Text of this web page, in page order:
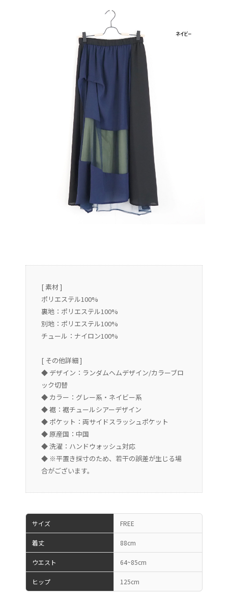
[ 素材 ]
ポリエステル100%
裏地：ポリエステル100%
別地：ポリエステル100%
チュール：ナイロン100%
[ その他詳細 ]
◆ デザイン：ランダムヘムデザイン/カラーブロ
ック切替
◆ カラー：グレー系・ネイビー系
◆ 裾：裾チュールシアーデザイン
◆ ポケット：両サイドスラッシュポケット
◆ 原産国：中国
◆ 洗濯：ハンドウォッシュ対応
◆ ※平置き採寸のため、若干の誤差が生じる場
合がございます。
サイズ FREE
着丈 88cm
ウエスト 64~85cm
ヒップ 125cm